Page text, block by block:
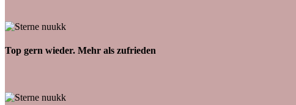
Top gern wieder. Mehr als zufrieden